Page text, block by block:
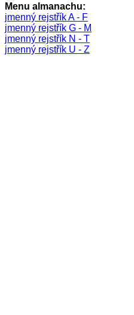
Menu almanachu:
jmenný rejstřík A - F
jmenný rejstřík G - M
jmenný rejstřík N - T
jmenný rejstřík U - Z